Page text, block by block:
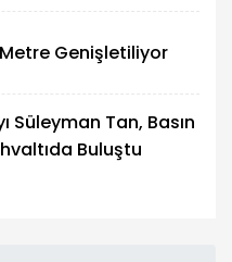
Genişletiliyor
Süleyman Tan, Basın
Buluştu